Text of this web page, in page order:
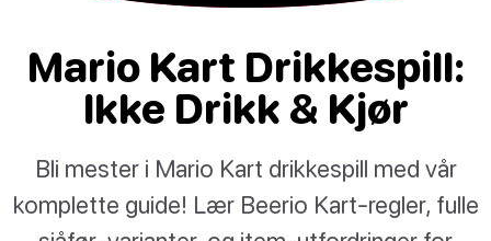
Mario Kart Drikkespill:
Ikke Drikk & Kjør
Bli mester i Mario Kart drikkespill med vår
komplette guide! Lær Beerio Kart-regler, fulle